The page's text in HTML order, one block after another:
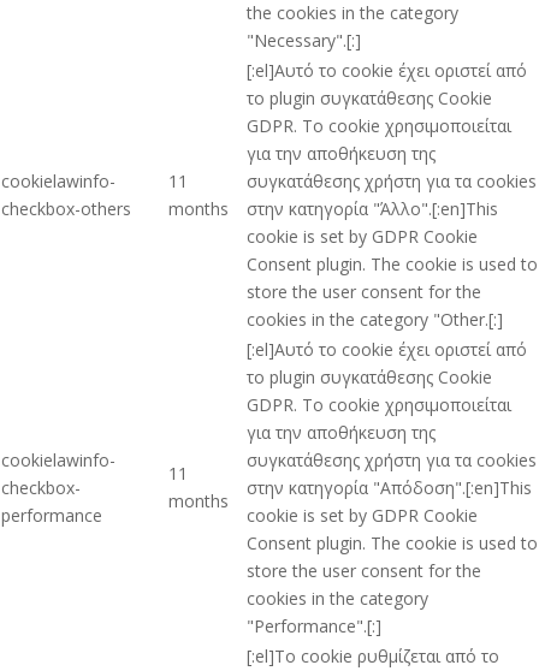
the cookies in the category
"Necessary".[:]
cookielawinfo-
checkbox-others
11
months
[:el]Αυτό το cookie έχει οριστεί από
το plugin συγκατάθεσης Cookie
GDPR. Το cookie χρησιμοποιείται
για την αποθήκευση της
συγκατάθεσης χρήστη για τα cookies
στην κατηγορία "Άλλο".[:en]This
cookie is set by GDPR Cookie
Consent plugin. The cookie is used to
store the user consent for the
cookies in the category "Other.[:]
cookielawinfo-
checkbox-
performance
11
months
[:el]Αυτό το cookie έχει οριστεί από
το plugin συγκατάθεσης Cookie
GDPR. Το cookie χρησιμοποιείται
για την αποθήκευση της
συγκατάθεσης χρήστη για τα cookies
στην κατηγορία "Απόδοση".[:en]This
cookie is set by GDPR Cookie
Consent plugin. The cookie is used to
store the user consent for the
cookies in the category
"Performance".[:]
[:el]Το cookie ρυθμίζεται από το